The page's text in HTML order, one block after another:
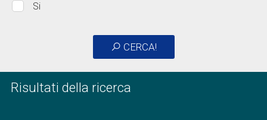
Si
CERCA!
Risultati della ricerca